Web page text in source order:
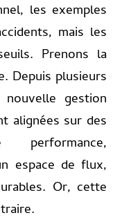
les exemples
mais les
Prenons la
Depuis plusieurs
gestion
alignées sur des
performance,
espace de flux,
Or, cette